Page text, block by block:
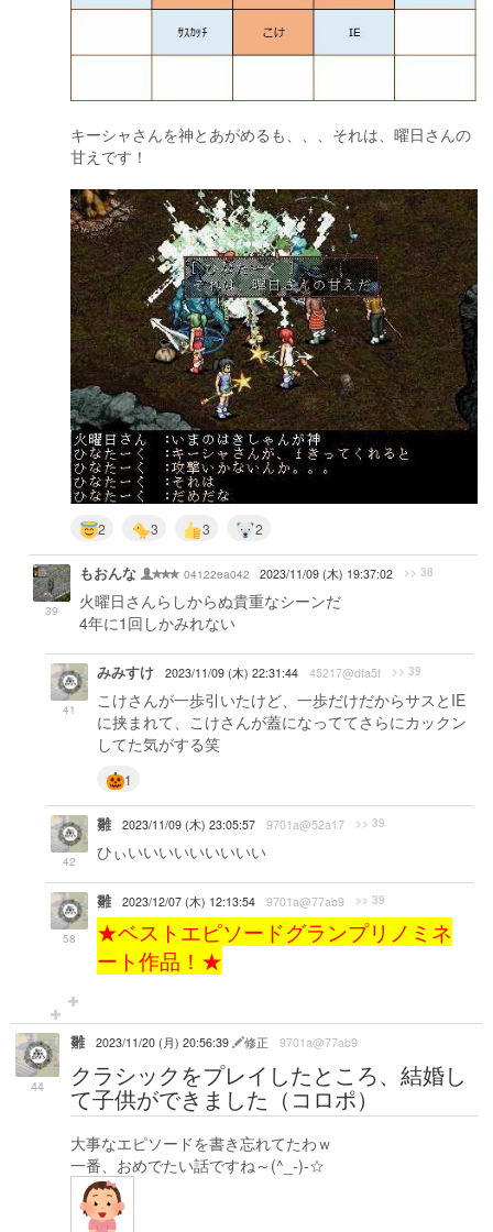
キーシャさんを神とあがめるも、、、それは、曜日さんの
甘えです！
2 3 3 2
39
もおんな 04122ea042 2023/11/09 (木) 19:37:02 >> 38
火曜日さんらしからぬ貴重なシーンだ
4年に1回しかみれない
41
みみすけ 2023/11/09 (木) 22:31:44 45217@dfa5f >> 39
こけさんが一歩引いたけど、一歩だけだからサスとIE
に挟まれて、こけさんが蓋になっててさらにカックン
してた気がする笑
1
42
雛 2023/11/09 (木) 23:05:57 9701a@52a17 >> 39
ひぃいいいいいいいいい
58
雛 2023/12/07 (木) 12:13:54 9701a@77ab9 >> 39
★ベストエピソードグランプリノミネ
ート作品！★
44
雛 2023/11/20 (月) 20:56:39 修正 9701a@77ab9
クラシックをプレイしたところ、結婚し
て子供ができました（コロポ）
大事なエピソードを書き忘れてたわｗ
一番、おめでたい話ですね～(^_-)-☆